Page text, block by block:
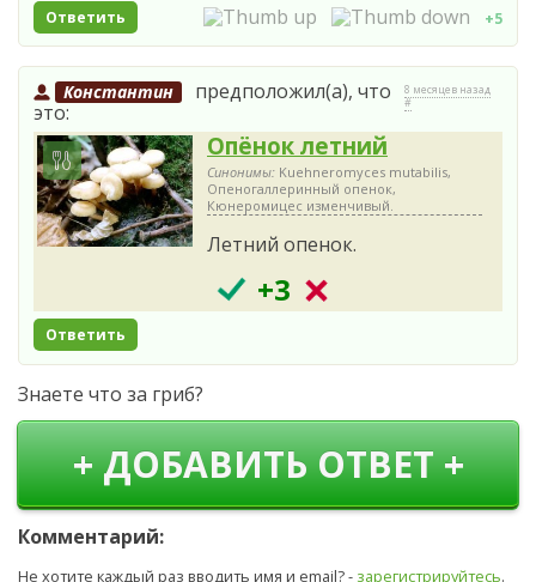
Ответить +5
Константин
предположил(а), что
это:
8 месяцев назад
#
Опёнок летний
Синонимы: Kuehneromyces mutabilis,
Опеногаллеринный опенок,
Кюнеромицес изменчивый.
Летний опенок.
+3
Ответить
Знаете что за гриб?
+ ДОБАВИТЬ ОТВЕТ +
Комментарий:
Не хотите каждый раз вводить имя и email? - зарегистрируйтесь.